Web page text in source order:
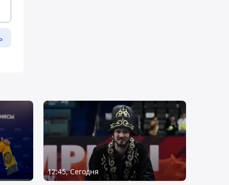
12:45, Сегодня